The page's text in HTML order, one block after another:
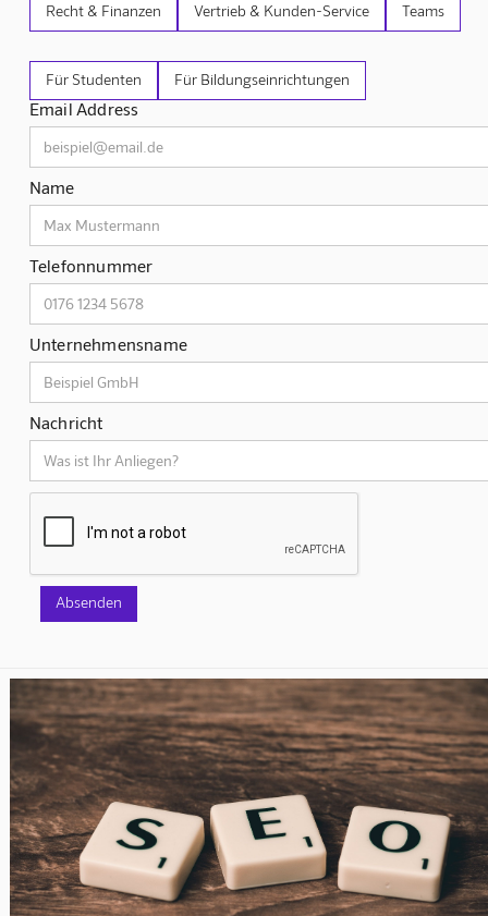
Recht & Finanzen Vertrieb & Kunden-Service Teams
Für Studenten Für Bildungseinrichtungen
Email Address
Name
Telefonnummer
Unternehmensname
Nachricht